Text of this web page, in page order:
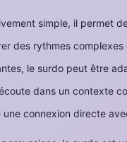
simple, il permet
des rythmes
le surdo peut être
dans un contexte
connexion directe